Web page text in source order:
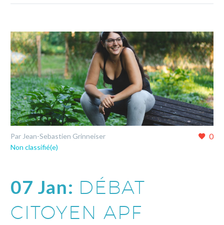
0
Par Jean-Sebastien Grinneiser
Non classifié(e)
07 Jan: DÉBAT
CITOYEN APF